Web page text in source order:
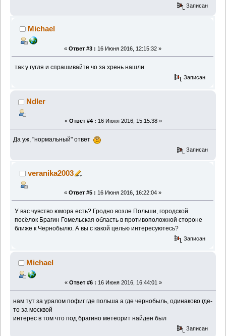
Записан
Michael
« Ответ #3 : 16 Июня 2016, 12:15:32 »
так у гугля и спрашивайте чо за хрень нашли
Записан
Ndler
« Ответ #4 : 16 Июня 2016, 15:15:38 »
Да уж, "нормальный" ответ
Записан
veranika2003
« Ответ #5 : 16 Июня 2016, 16:22:04 »
У вас чувство юмора есть? Гродно возле Польши, городской
посёлок Брагин Гомельская область в противоположной стороне
ближе к Чернобылю. А вы с какой целью интересуютесь?
Записан
Michael
« Ответ #6 : 16 Июня 2016, 16:44:01 »
нам тут за уралом пофиг где польша а где чернобыль, одинаково где-
то за москвой
интерес в том что под брагино метеорит найден был
Записан